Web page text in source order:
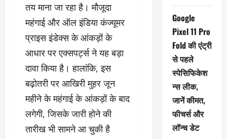
तय माना जा रहा है। मौजूदा
महंगाई और ऑल इंडिया कंज्यूमर
प्राइस इंडेक्स के आंकड़ों के
आधार पर एक्सपर्ट्स ने यह बड़ा
दावा किया है। हालांकि, इस
बढ़ोतरी पर आखिरी मुहर जून
महीने के महंगाई के आंकड़ों के बाद
लगेगी, जिसके जारी होने की
तारीख भी सामने आ चुकी है
Google
Pixel 11 Pro
Fold की एंट्री
से पहले
स्पेसिफिकेश
न्स लीक,
जानें कीमत,
फीचर्स और
लॉन्च डेट